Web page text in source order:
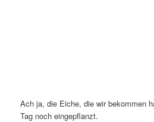
Ach ja, die Eiche, die wir bekommen
Tag noch eingepflanzt.